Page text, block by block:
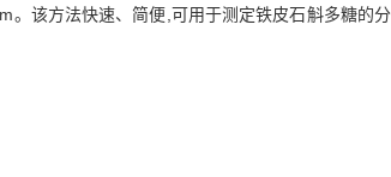
该方法快速、简便,可用于测定铁皮石斛多糖的